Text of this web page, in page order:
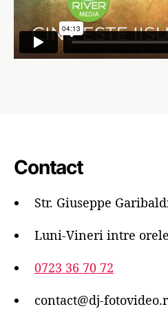
Contact
Str. Giuseppe
Luni-Vineri intre
0723 36 70 72
contact@dj-